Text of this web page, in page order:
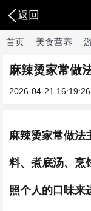
返回
首页 美食营养
麻辣烫家常做
2026-04-21 16:19:26
麻辣烫家常做法
料、煮底汤、烹
照个人的口味来